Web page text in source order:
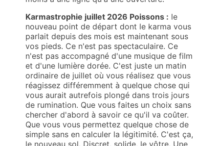
Karmastrophie juillet 2026 Poissons : le
nouveau point de départ dont le karma vous
parlait depuis des mois est maintenant sous
vos pieds. Ce n'est pas spectaculaire. Ce
n'est pas accompagné d'une musique de film
et d'une lumière dorée. C'est juste un matin
ordinaire de juillet où vous réalisez que vous
réagissez différemment à quelque chose qui
vous aurait autrefois plongé dans trois jours
de rumination. Que vous faites un choix sans
chercher d'abord à savoir ce qu'il va coûter.
Que vous vous permettez quelque chose de
simple sans en calculer la légitimité. C'est ça,